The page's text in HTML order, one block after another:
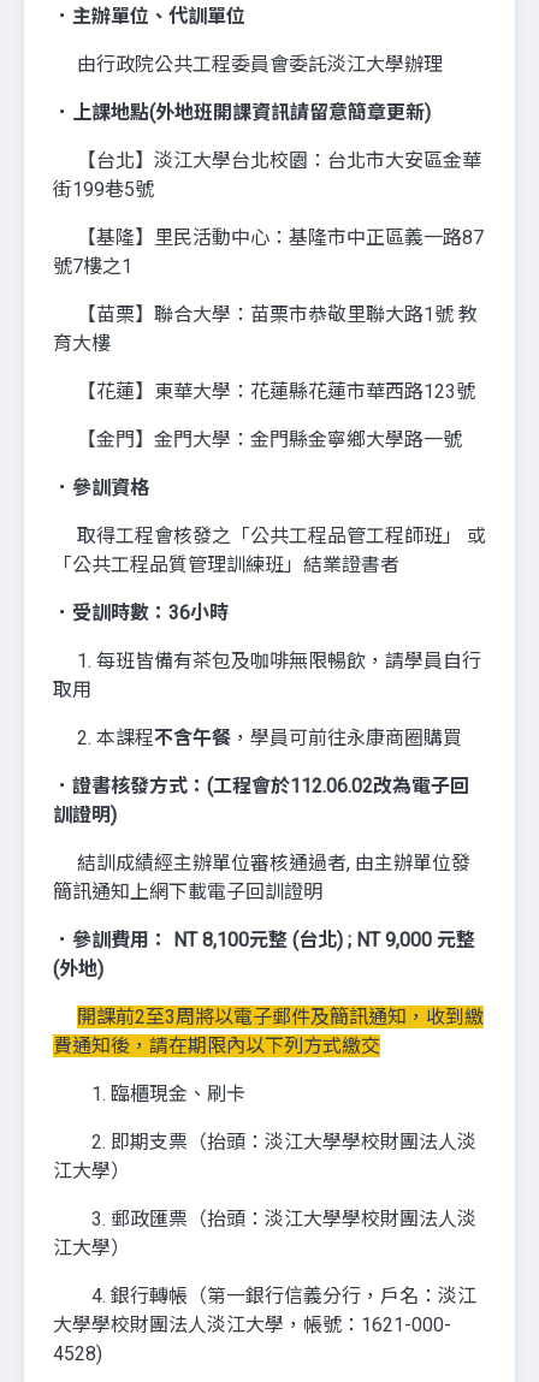
．主辦單位、代訓單位
由行政院公共工程委員會委託淡江大學辦理
．上課地點(外地班開課資訊請留意簡章更新)
【台北】淡江大學台北校園：台北市大安區金華
街199巷5號
【基隆】里民活動中心：基隆市中正區義一路87
號7樓之1
【苗栗】聯合大學：苗栗市恭敬里聯大路1號 教
育大樓
【花蓮】東華大學：花蓮縣花蓮市華西路123號
【金門】金門大學：金門縣金寧鄉大學路一號
．參訓資格
取得工程會核發之「公共工程品管工程師班」 或
「公共工程品質管理訓練班」結業證書者
．受訓時數：36小時
1. 每班皆備有茶包及咖啡無限暢飲，請學員自行
取用
2. 本課程不含午餐 ，學員可前往永康商圈購買
．證書核發方式：(工程會於112.06.02改為電子回
訓證明)
結訓成績經主辦單位審核通過者, 由主辦單位發
簡訊通知上網下載電子回訓證明
．參訓費用： NT 8,100元整 (台北) ; NT 9,000 元整
(外地)
開課前2至3周將以電子郵件及簡訊通知，收到繳
費通知後，請在期限內以下列方式繳交
1. 臨櫃現金、刷卡
2. 即期支票（抬頭：淡江大學學校財團法人淡
江大學）
3. 郵政匯票（抬頭：淡江大學學校財團法人淡
江大學）
4. 銀行轉帳（第一銀行信義分行，戶名：淡江
大學學校財團法人淡江大學，帳號：1621-000-
4528)